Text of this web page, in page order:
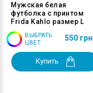
Мужская белая
футболка с принтом
Frida Kahlo размер L
ВЫБРАТЬ
ЦВЕТ
550 грн
Купить